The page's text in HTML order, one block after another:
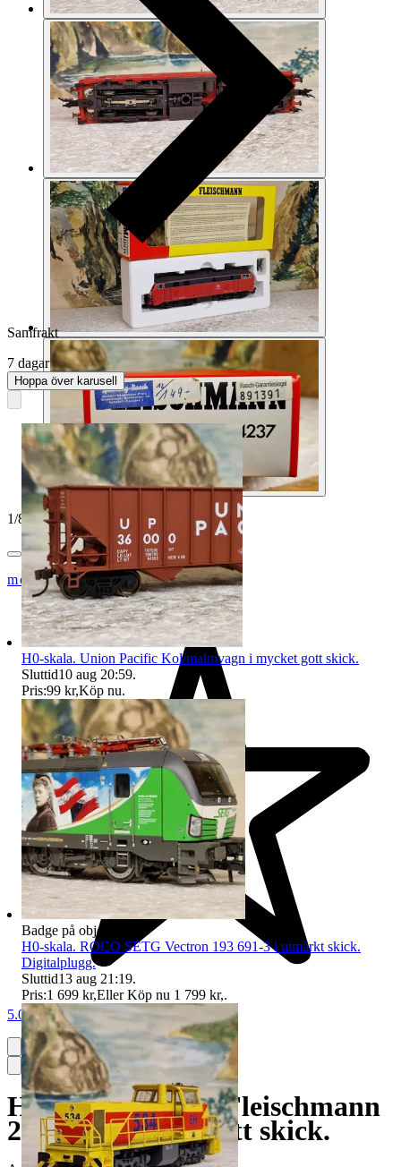
1/8
modelltågcom
5.0
H0-skala. Snyggt Fleischmann
218 362-2 i mkt gott skick.
Samfrakt
7 dagar
Hoppa över karusell
H0-skala. Union Pacific Kol/malmvagn i mycket gott skick.
Sluttid10 aug 20:59.
Pris:99 kr,Köp nu.
Badge på objektet:
H0-skala. ROCO SETG Vectron 193 691-3 i utmärkt skick.
Digitalplugg.
Sluttid13 aug 21:19.
Pris:1 699 kr,Eller Köp nu 1 799 kr,.